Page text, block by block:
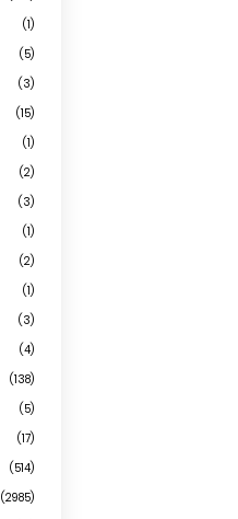
(1)
(5)
(3)
(15)
(1)
(2)
(3)
(1)
(2)
(1)
(3)
(4)
(138)
(5)
(17)
(514)
(2985)